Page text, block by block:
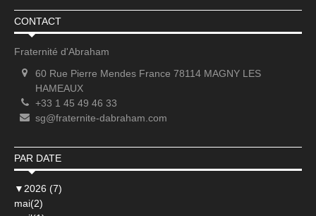
CONTACT
Fraternité d'Abraham
60 Rue Pierre Mendes France 78114 MAGNY LES
HAMEAUX
+33 1 45 49 46 33
sg@fraternite-dabraham.com
PAR DATE
▼ 2026 (7)
mai(2)